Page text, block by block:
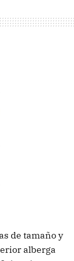
de tamaño y
alberga